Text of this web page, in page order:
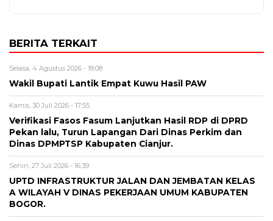
BERITA TERKAIT
Selasa, 4 Agustus 2026 - 18:08
Wakil Bupati Lantik Empat Kuwu Hasil PAW
Kamis, 30 Juli 2026 - 17:55
Verifikasi Fasos Fasum Lanjutkan Hasil RDP di DPRD
Pekan lalu, Turun Lapangan Dari Dinas Perkim dan
Dinas DPMPTSP Kabupaten Cianjur.
Senin, 27 Juli 2026 - 16:39
UPTD INFRASTRUKTUR JALAN DAN JEMBATAN KELAS
A WILAYAH V DINAS PEKERJAAN UMUM KABUPATEN
BOGOR.